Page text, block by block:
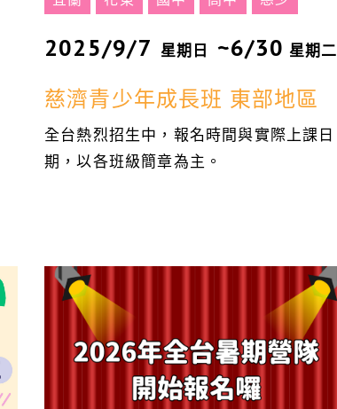
2025/9/7 星期日 ~6/30 星期二
慈濟青少年成長班 東部地區
全台熱烈招生中，報名時間與實際上課日
期，以各班級簡章為主。